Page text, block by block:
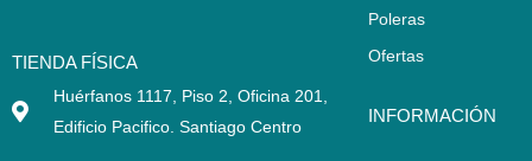
TIENDA FÍSICA
Huérfanos 1117, Piso 2, Oficina 201,
Edificio Pacifico. Santiago Centro
Poleras
Ofertas
INFORMACIÓN